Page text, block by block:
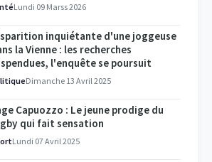
Lundi 09 Marss 2026
inquiétante d'une joggeuse
la Vienne : les recherches
l'enquête se poursuit
Dimanche 13 Avril 2025
Capuozzo : Le jeune prodige du
qui fait sensation
Lundi 07 Avril 2025